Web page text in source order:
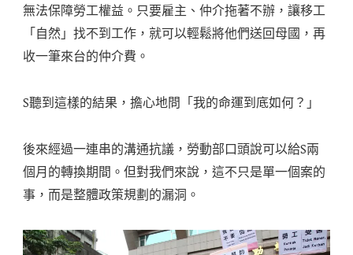
無法保障勞工權益。只要雇主、仲介拖著不辦，讓移工
「自然」找不到工作，就可以輕鬆將他們送回母國，再
收一筆來台的仲介費。
S聽到這樣的結果，擔心地問「我的命運到底如何？」
後來經過一連串的溝通抗議，勞動部口頭說可以給S兩
個月的轉換期間。但對我們來說，這不只是單一個案的
事，而是整體政策規劃的漏洞。